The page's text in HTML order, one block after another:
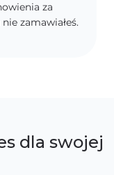
za
zamawiałeś.
dla swojej